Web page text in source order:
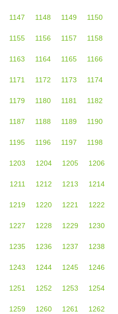
1147 1148 1149 1150
1155 1156 1157 1158
1163 1164 1165 1166
1171 1172 1173 1174
1179 1180 1181 1182
1187 1188 1189 1190
1195 1196 1197 1198
1203 1204 1205 1206
1211 1212 1213 1214
1219 1220 1221 1222
1227 1228 1229 1230
1235 1236 1237 1238
1243 1244 1245 1246
1251 1252 1253 1254
1259 1260 1261 1262